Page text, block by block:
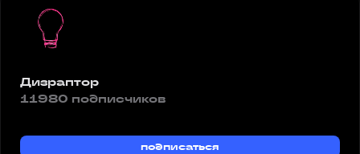
Дизраптор
11980 подписчиков
подписаться